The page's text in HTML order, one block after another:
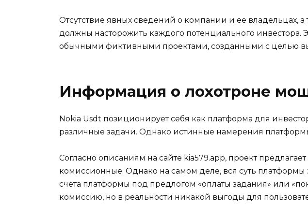
Отсутствие явных сведений о компании и ее владельцах,
должны насторожить каждого потенциального инвестора.
обычными фиктивными проектами, созданными с целью
Информация о лохотроне
Nokia Usdt позиционирует себя как платформа для
различные задачи. Однако истинные намерения
Согласно описаниям на сайте kia579.app, проект
комиссионные. Однако на самом деле, вся суть платформы
счета платформы под предлогом «оплаты задания» или
комиссию, но в реальности никакой выгоды для